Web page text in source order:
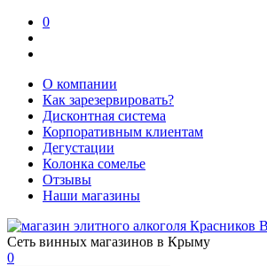
0
О компании
Как зарезервировать?
Дисконтная система
Корпоративным клиентам
Дегустации
Колонка сомелье
Отзывы
Наши магазины
Сеть винных магазинов в Крыму
0